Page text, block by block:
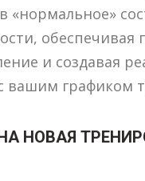
«нормальное»
обеспечивая
и создавая
вашим графиком
НОВАЯ